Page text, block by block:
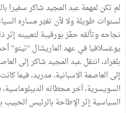
لم تكن لمهمة عبد المجيد شاكر سفيرا
لسنوات طويلة ولا لأن تغيّر مساره
نجاحه وتألقه حفّز بورقيبة لتعيينه إثر
يوغسلافيا في عهد الماريشال "تيتو"
بلغراد، انتقل عبد المجيد شاكر إلى
إلى العاصمة الاسبانية، مدريد، فيما
السويسرية، آخر محطاته
السياسية إثر الإطاحة بالرئيس الحبيب